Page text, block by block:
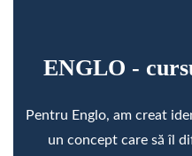
ENGLO -
Pentru Englo, am creat
un concept care să îl